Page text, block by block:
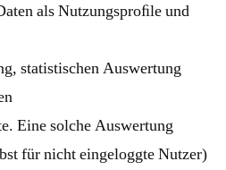
als Nutzungsproﬁle und
statistischen Auswertung
Eine solche Auswertung
für nicht eingeloggte Nutzer)